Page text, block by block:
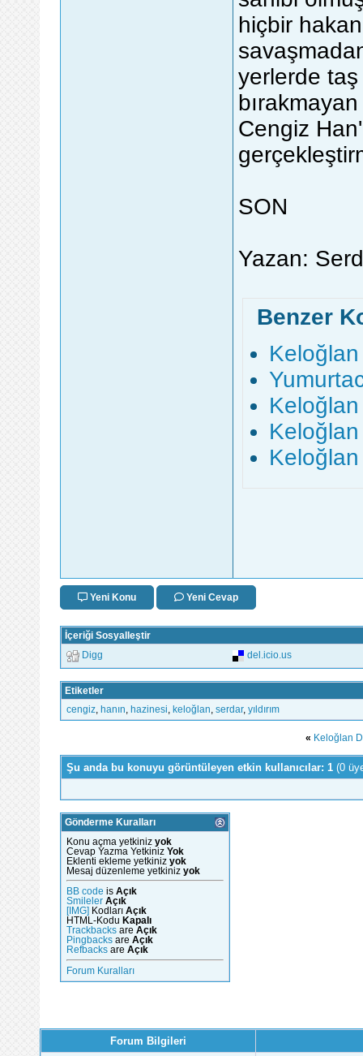
hiçbir
yerlerde
Cengiz
SON
Yazan:
Benzer
Keloğlan
Keloğlan
Keloğlan
Yeni Konu Yeni Cevap
İçeriği Sosyalleştir
Digg del.icio.us
Etiketler
cengiz
hanın hazinesi keloğlan serdar, yıldırım
« Keloğlan
Şu anda bu konuyu görüntüleyen etkin kullanıcılar: 1 (0
Gönderme Kuralları
Konu açma yetkiniz yok
Cevap Yazma Yetkiniz Yok
Eklenti ekleme yetkiniz yok
Mesaj düzenleme yetkiniz yok
BB code is Açık
Smileler Açık
[IMG]
Kodları Açık
HTML-Kodu Kapalı
Trackbacks are Açık
Pingbacks are Açık
Refbacks are Açık
Forum Kuralları
Forum Bilgileri